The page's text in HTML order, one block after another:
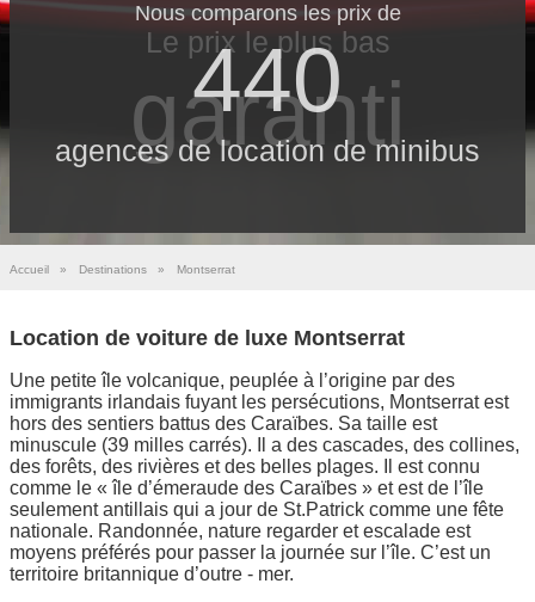
Nous comparons les prix de
440
agences de location de minibus
Le prix le​ plus bas
garanti
Accueil » Destinations » Montserrat
Location de voiture de luxe Montserrat
Une petite île volcanique, peuplée à l’origine par des
immigrants irlandais fuyant les persécutions, Montserrat est
hors des sentiers battus des Caraïbes. Sa taille est
minuscule (39 milles carrés). Il a des cascades, des collines,
des forêts, des rivières et des belles plages. Il est connu
comme le « île d’émeraude des Caraïbes » et est de l’île
seulement antillais qui a jour de St.Patrick comme une fête
nationale. Randonnée, nature regarder et escalade est
moyens préférés pour passer la journée sur l’île. C’est un
territoire britannique d’outre - mer.